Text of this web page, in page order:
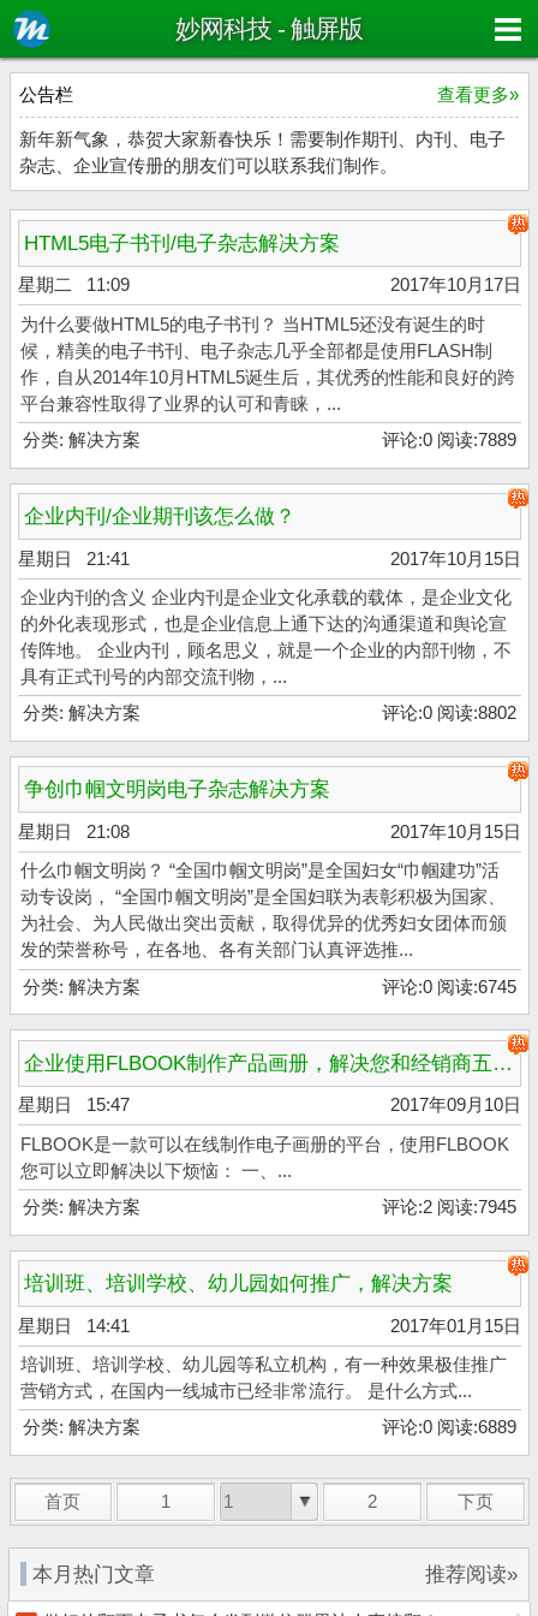
妙网科技 - 触屏版
公告栏 查看更多»
新年新气象，恭贺大家新春快乐！需要制作期刊、内刊、电子
杂志、企业宣传册的朋友们可以联系我们制作。
HTML5电子书刊/电子杂志解决方案
星期二 11:09 2017年10月17日
为什么要做HTML5的电子书刊？ 当HTML5还没有诞生的时
候，精美的电子书刊、电子杂志几乎全部都是使用FLASH制
作，自从2014年10月HTML5诞生后，其优秀的性能和良好的跨
平台兼容性取得了业界的认可和青睐，...
分类: 解决方案 评论:0 阅读:7889
企业内刊/企业期刊该怎么做？
星期日 21:41 2017年10月15日
企业内刊的含义 企业内刊是企业文化承载的载体，是企业文化
的外化表现形式，也是企业信息上通下达的沟通渠道和舆论宣
传阵地。 企业内刊，顾名思义，就是一个企业的内部刊物，不
具有正式刊号的内部交流刊物，...
分类: 解决方案 评论:0 阅读:8802
争创巾帼文明岗电子杂志解决方案
星期日 21:08 2017年10月15日
什么巾帼文明岗？ “全国巾帼文明岗”是全国妇女“巾帼建功”活
动专设岗， “全国巾帼文明岗”是全国妇联为表彰积极为国家、
为社会、为人民做出突出贡献，取得优异的优秀妇女团体而颁
发的荣誉称号，在各地、各有关部门认真评选推...
分类: 解决方案 评论:0 阅读:6745
企业使用FLBOOK制作产品画册，解决您和经销商五大烦恼！
星期日 15:47 2017年09月10日
FLBOOK是一款可以在线制作电子画册的平台，使用FLBOOK
您可以立即解决以下烦恼： 一、...
分类: 解决方案 评论:2 阅读:7945
培训班、培训学校、幼儿园如何推广，解决方案
星期日 14:41 2017年01月15日
培训班、培训学校、幼儿园等私立机构，有一种效果极佳推广
营销方式，在国内一线城市已经非常流行。 是什么方式...
分类: 解决方案 评论:0 阅读:6889
首页 1 2 下页
本月热门文章 推荐阅读»